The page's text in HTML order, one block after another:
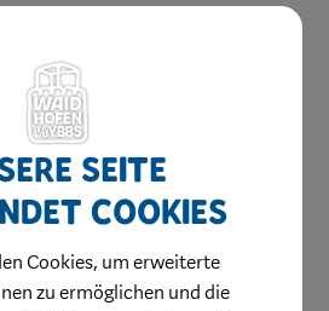
Seite
Cookies
Cookies, um erweiterte
zu ermöglichen und die